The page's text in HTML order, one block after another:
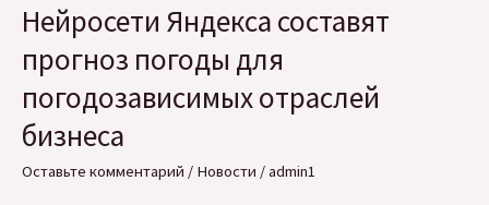
Нейросети Яндекса составят
прогноз погоды для
погодозависимых отраслей
бизнеса
Оставьте комментарий / Новости /admin1